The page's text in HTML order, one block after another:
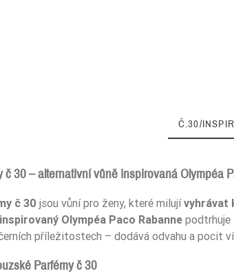
Č.30/
č 30 – alternativní vůně inspirovaná Olympéa
č 30 jsou vůní pro ženy, které milujívyhrávat
Olympéa Paco Rabanne podtrhuje
příležitostech – dodává odvahu a pocit
Parfémy č 30